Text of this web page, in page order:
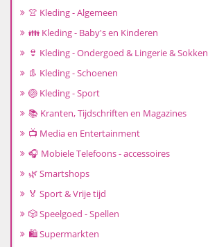
👚 Kleding - Algemeen
👪 Kleding - Baby's en Kinderen
👙 Kleding - Ondergoed & Lingerie & Sokken
👢 Kleding - Schoenen
🏐 Kleding - Sport
📚 Kranten, Tijdschriften en Magazines
📺 Media en Entertainment
🎧 Mobiele Telefoons - accessoires
🌿 Smartshops
🏅 Sport & Vrije tijd
🎲 Speelgoed - Spellen
🛍️ Supermarkten